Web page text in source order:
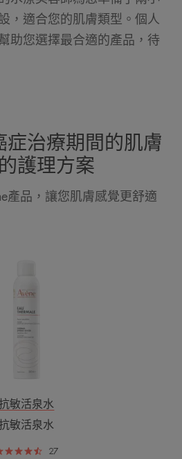
，適合您的肌膚類型。個人
助您選擇最合適的產品，待
症治療期間的肌膚
護理方案
產品，讓您肌膚感覺更舒適
活
水
敏活泉水
敏活泉水
27